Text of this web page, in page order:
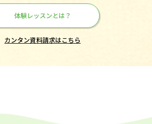
体験レッスンとは？
カンタン資料請求はこちら